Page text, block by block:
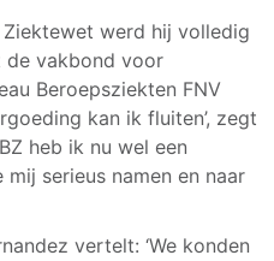
werd hij volledig
de vakbond voor
Beroepsziekten FNV
kan ik fluiten’, zegt
heb ik nu wel een
serieus namen en naar
vertelt: ‘We konden